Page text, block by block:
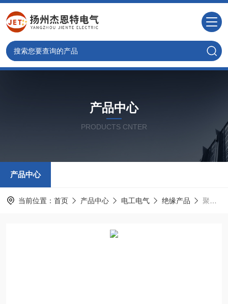
产品中心
PRODUCTS CNTER
产品中心
当前位置： 首页 产品中心 电工电气 绝缘产品 聚氨酯缓冲器JHQ-C-7,125*100起重机,电梯缓冲器,孔距130